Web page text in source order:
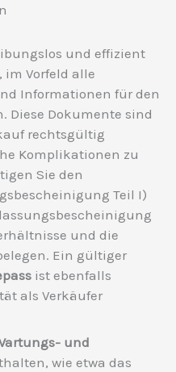
und effizient
Vorfeld alle
Informationen für den
Diese Dokumente sind
rechtsgültig
Komplikationen zu
Sie den
Teil I)
und die
Ein gültiger
ist ebenfalls
als Verkäufer
und
wie etwa das